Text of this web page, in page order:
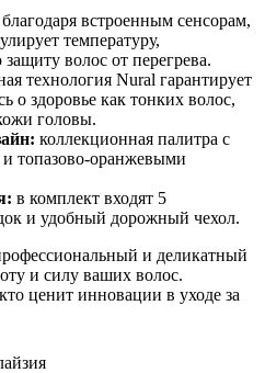
благодаря встроенным сенсорам,
температуру,
волос от перегрева.
технология Nural гарантирует
о здоровье как тонких волос,
головы.
коллекционная палитра с
топазово-оранжевыми
в комплект входят 5
и удобный дорожный чехол.
и деликатный
и силу ваших волос.
ценит инновации в уходе за